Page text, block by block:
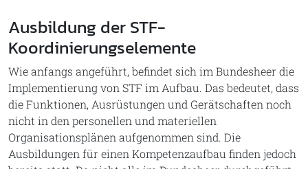
Ausbildung der STF-
Koordinierungselemente
Wie anfangs angeführt, befindet sich im Bundesheer die
Implementierung von STF im Aufbau. Das bedeutet, dass
die Funktionen, Ausrüstungen und Gerätschaften noch
nicht in den personellen und materiellen
Organisationsplänen aufgenommen sind. Die
Ausbildungen für einen Kompetenzaufbau finden jedoch